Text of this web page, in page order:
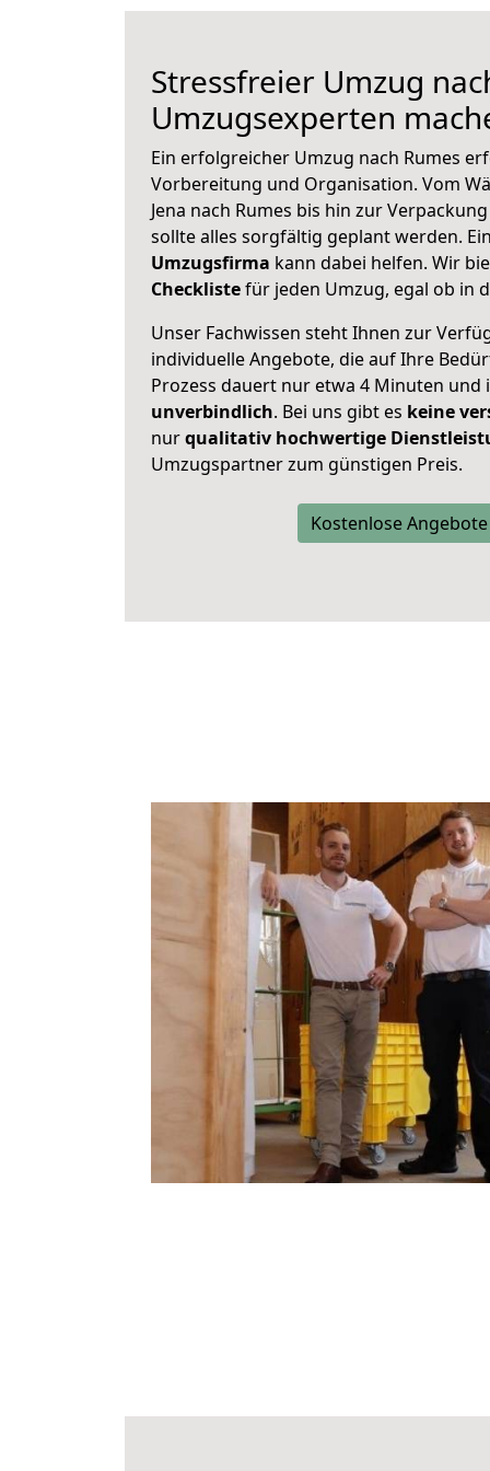
Stressfreier Umzug
Umzugsexperten
Ein erfolgreicher Umzug nach Rumes
Vorbereitung und Organisation. Vom
Jena nach Rumes bis hin zur
sollte alles sorgfältig geplant werden.
Umzugsfirma kann dabei helfen. Wir
Checklistefür jeden Umzug, egal ob in
Unser Fachwissen steht Ihnen zur
individuelle Angebote, die auf Ihre
Prozess dauert nur etwa 4 Minuten und
unverbindlich. Bei uns gibt es keine
nurqualitativ hochwertige
Umzugspartner zum günstigen Preis.
Kostenlose